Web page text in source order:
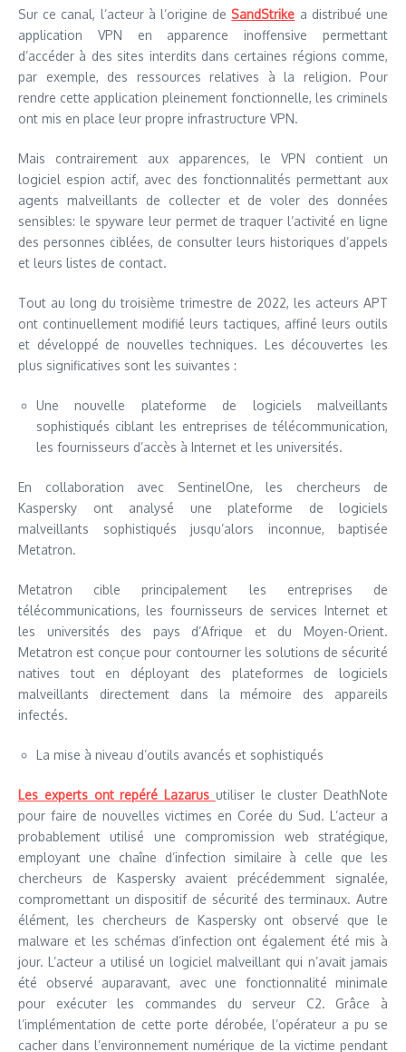
Sur ce canal, l’acteur à l’origine deSandStrike a distribué une
application VPN en apparence inoffensive permettant
d’accéder à des sites interdits dans certaines régions comme,
par exemple, des ressources relatives à la religion. Pour
rendre cette application pleinement fonctionnelle, les criminels
ont mis en place leur propre infrastructure VPN.
Mais contrairement aux apparences, le VPN contient un
logiciel espion actif, avec des fonctionnalités permettant aux
agents malveillants de collecter et de voler des données
sensibles: le spyware leur permet de traquer l’activité en ligne
des personnes ciblées, de consulter leurs historiques d’appels
et leurs listes de contact.
Tout au long du troisième trimestre de 2022, les acteurs APT
ont continuellement modifié leurs tactiques, affiné leurs outils
et développé de nouvelles techniques. Les découvertes les
plus significatives sont les suivantes :
Une nouvelle plateforme de logiciels malveillants
sophistiqués ciblant les entreprises de télécommunication,
les fournisseurs d’accès à Internet et les universités.
En collaboration avec SentinelOne, les chercheurs de
Kaspersky ont analysé une plateforme de logiciels
malveillants sophistiqués jusqu’alors inconnue, baptisée
Metatron.
Metatron cible principalement les entreprises de
télécommunications, les fournisseurs de services Internet et
les universités des pays d’Afrique et du Moyen-Orient.
Metatron est conçue pour contourner les solutions de sécurité
natives tout en déployant des plateformes de logiciels
malveillants directement dans la mémoire des appareils
infectés.
La mise à niveau d’outils avancés et sophistiqués
Les experts ont repéré Lazarus utiliser le cluster DeathNote
pour faire de nouvelles victimes en Corée du Sud. L’acteur a
probablement utilisé une compromission web stratégique,
employant une chaîne d’infection similaire à celle que les
chercheurs de Kaspersky avaient précédemment signalée,
compromettant un dispositif de sécurité des terminaux. Autre
élément, les chercheurs de Kaspersky ont observé que le
malware et les schémas d’infection ont également été mis à
jour. L’acteur a utilisé un logiciel malveillant qui n’avait jamais
été observé auparavant, avec une fonctionnalité minimale
pour exécuter les commandes du serveur C2. Grâce à
l’implémentation de cette porte dérobée, l’opérateur a pu se
cacher dans l’environnement numérique de la victime pendant